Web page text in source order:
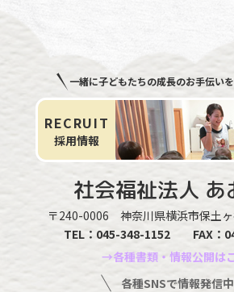
社会福祉法人 あ
〒240-0006 神奈川県横浜市保土
TEL： 045-348-1152
FAX：
→各種書類・情報公開は
各種SNSで情報発信中
一緒に子どもたちの成長のお手伝い
RECRUIT
採用情報